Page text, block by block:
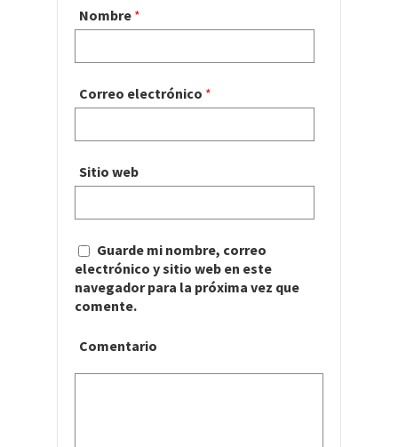
Nombre *
Correo electrónico *
Sitio web
Guarde mi nombre, correo
electrónico y sitio web en este
navegador para la próxima vez que
comente.
Comentario